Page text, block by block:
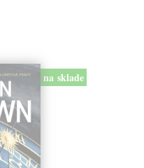
na sklade